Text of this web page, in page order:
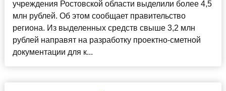
учреждения Ростовской области выделили более 4,5
млн рублей. Об этом сообщает правительство
региона. Из выделенных средств свыше 3,2 млн
рублей направят на разработку проектно-сметной
документации для к...